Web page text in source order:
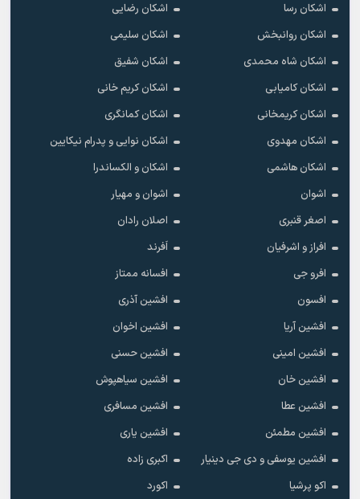
اشکان رسا
اشکان رضایی
اشکان روانبخش
اشکان سلیمی
اشکان شاه محمدی
اشکان شفیق
اشکان کامیابی
اشکان کریم خانی
اشکان کریمخانی
اشکان کمانگری
اشکان مهدوی
اشکان نوایی و پدرام نیکایین
اشکان هاشمی
اشکان و الکساندرا
اشوان
اشوان و مهیار
اصغر قنبری
اصلان رادان
افراز و اشرفیان
اَفرند
افرو جی
افسانه ممتاز
افسون
افشین آذری
افشین آریا
افشین اخوان
افشین امینی
افشین حسنی
افشین خان
افشین سیاهپوش
افشین عطا
افشین مسافری
افشین مطمئن
افشین یاری
افشین یوسفی و دی جی دینیار
اکبری زاده
اکو پرشیا
اکورد